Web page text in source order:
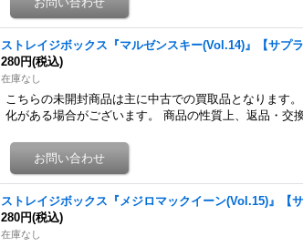
ストレイジボックス『マルゼンスキー(Vol.14)』【サプラ
280円(税込)
在庫なし
こちらの未開封商品は主に中古での買取品となります
化がある場合がございます。 商品の性質上、返品・交
ストレイジボックス『メジロマックイーン(Vol.15)』【
280円(税込)
在庫なし